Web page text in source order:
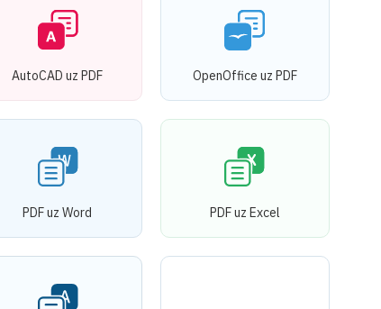
AutoCAD uz PDF OpenOffice uz PDF
PDF uz Word PDF uz Excel